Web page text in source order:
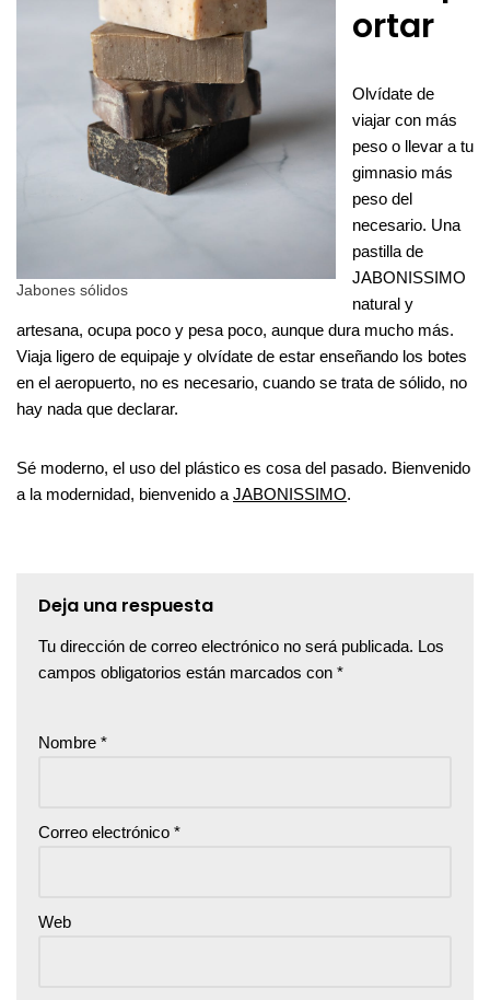
Jabones sólidos
ortar
Olvídate de
viajar con más
peso o llevar a tu
gimnasio más
peso del
necesario. Una
pastilla de
JABONISSIMO
natural y
artesana, ocupa poco y pesa poco, aunque dura mucho más.
Viaja ligero de equipaje y olvídate de estar enseñando los botes
en el aeropuerto, no es necesario, cuando se trata de sólido, no
hay nada que declarar.
Sé moderno, el uso del plástico es cosa del pasado. Bienvenido
a la modernidad, bienvenido a JABONISSIMO.
Deja una respuesta
Tu dirección de correo electrónico no será publicada. Los
campos obligatorios están marcados con *
Nombre *
Correo electrónico *
Web